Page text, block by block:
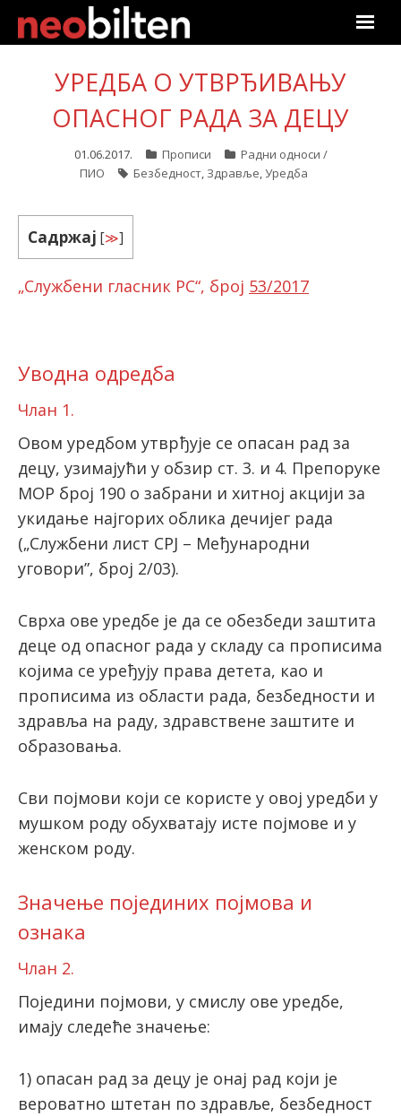
Почетна
Претрага
Актуелно
Линкови
О нама
Пријава
latinica
УРЕДБА О УТВРЂИВАЊУ
ОПАСНОГ РАДА ЗА ДЕЦУ
01.06.2017. Прописи
Радни односи /
ПИО
Безбедност, Здравље,Уредба
Садржај [≫]
„Службени гласник РС“, број 53/2017
Уводна одредба
Члан 1.
Овом уредбом утврђује се опасан рад за
децу, узимајући у обзир ст. 3. и 4. Препоруке
МОР број 190 о забрани и хитној акцији за
укидање најгорих облика дечијег рада
(„Службени лист СРЈ – Међународни
уговори”, број 2/03).
Сврха ове уредбе је да се обезбеди заштита
деце од опасног рада у складу са прописима
којима се уређују права детета, као и
прописима из области рада, безбедности и
здравља на раду, здравствене заштите и
образовања.
Сви појмови који се користе у овој уредби у
мушком роду обухватају исте појмове и у
женском роду.
Значење појединих појмова и
ознака
Члан 2.
Поједини појмови, у смислу ове уредбе,
имају следеће значење:
1) опасан рад за децу је онај рад који је
вероватно штетан по здравље, безбедност